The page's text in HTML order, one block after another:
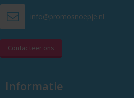
info@promosnoepje.nl
Contacteer ons
Informatie